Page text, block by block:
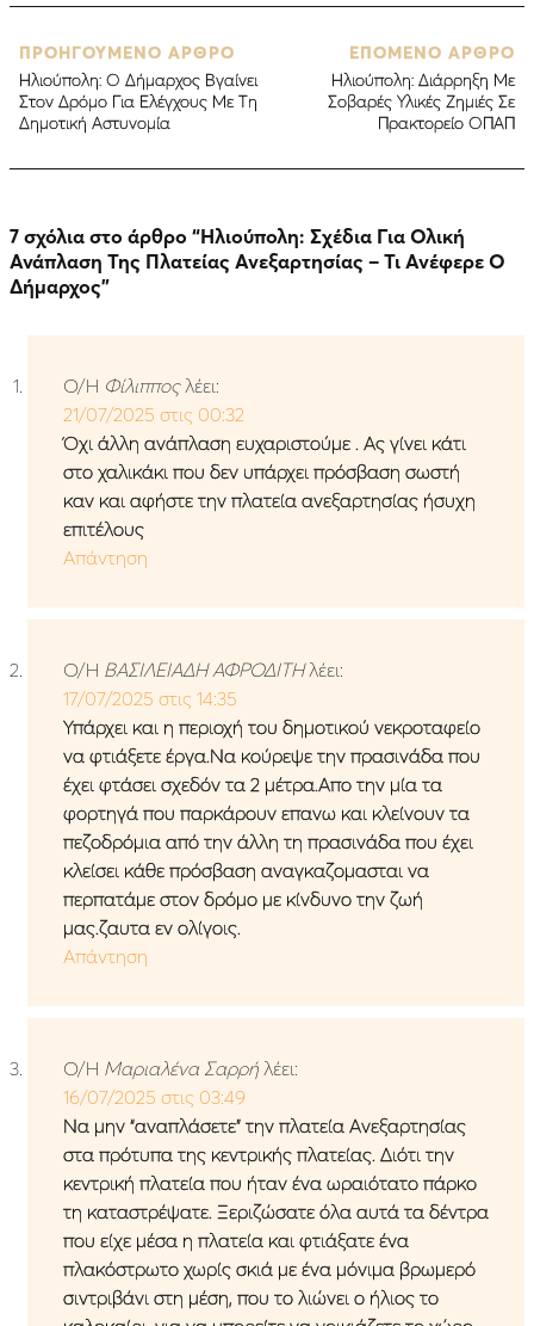
ΠΡΟΗΓΟΥΜΕΝΟ ΑΡΘΡΟ
Ηλιούπολη: Ο Δήμαρχος Βγαίνει
Στον Δρόμο Για Ελέγχους Με Τη
Δημοτική Αστυνομία
ΕΠΟΜΕΝΟ ΑΡΘΡΟ
Ηλιούπολη: Διάρρηξη Με
Σοβαρές Υλικές Ζημιές Σε
Πρακτορείο ΟΠΑΠ
7 σχόλια στο άρθρο “Ηλιούπολη: Σχέδια Για Ολική
Ανάπλαση Της Πλατείας Ανεξαρτησίας – Τι Ανέφερε Ο
Δήμαρχος”
Ο/Η Φίλιππος λέει:
21/07/2025 στις 00:32
Όχι άλλη ανάπλαση ευχαριστούμε . Ας γίνει κάτι
στο χαλικάκι που δεν υπάρχει πρόσβαση σωστή
καν και αφήστε την πλατεία ανεξαρτησίας ήσυχη
επιτέλους
Απάντηση
Ο/Η ΒΑΣΙΛΕΙΑΔΗ ΑΦΡΟΔΙΤΗ λέει:
17/07/2025 στις 14:35
Υπάρχει και η περιοχή του δημοτικού νεκροταφείο
να φτιάξετε έργα.Να κούρεψε την πρασινάδα που
έχει φτάσει σχεδόν τα 2 μέτρα.Απο την μία τα
φορτηγά που παρκάρουν επανω και κλείνουν τα
πεζοδρόμια από την άλλη τη πρασινάδα που έχει
κλείσει κάθε πρόσβαση αναγκαζομασται να
περπατάμε στον δρόμο με κίνδυνο την ζωή
μας.ζαυτα εν ολίγοις.
Απάντηση
Ο/Η Μαριαλένα Σαρρή λέει:
16/07/2025 στις 03:49
Να μην “αναπλάσετε” την πλατεία Ανεξαρτησίας
στα πρότυπα της κεντρικής πλατείας. Διότι την
κεντρική πλατεία που ήταν ένα ωραιότατο πάρκο
τη καταστρέψατε. Ξεριζώσατε όλα αυτά τα δέντρα
που είχε μέσα η πλατεία και φτιάξατε ένα
πλακόστρωτο χωρίς σκιά με ένα μόνιμα βρωμερό
σιντριβάνι στη μέση, που το λιώνει ο ήλιος το